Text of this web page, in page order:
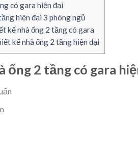
có gara hiện đại
hiện đại 3 phòng ngủ
kế nhà ống 2 tầng có gara
kế nhà ống 2 tầng hiện đại
ống 2 tầng có gara